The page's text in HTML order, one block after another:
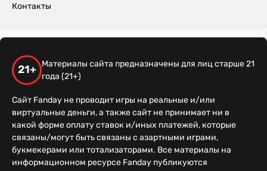
Контакты
21+
Материалы сайта предназначены для лиц старше 21
года (21+)
Сайт Fanday не проводит игры на реальные и/или
виртуальные деньги, а также сайт не принимает ни в
какой форме оплату ставок и/иных платежей, которые
связаны/могут быть связаны с азартными играми,
букмекерами или тотализаторами. Все материалы на
информационном ресурсе Fanday публикуются